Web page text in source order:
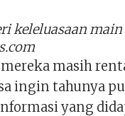
keleluasaan main
masih
ingin tahunya
yang